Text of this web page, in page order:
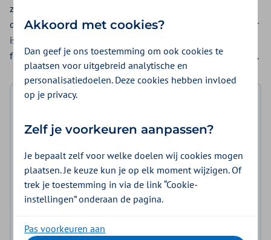
zorgverlening richting de NZa. Denk aan data die aantoont
dat er sprake is geweest van feitelijke zorglevering. Hierdoor
is het onder andere voor de accountant makkelijker om
feitelijke zorglevering vast te stellen. Dit scheelt tijd en geld.
Akkoord met cookies?
Dan geef je ons toestemming om ook cookies te
plaatsen voor uitgebreid analytische en
personalisatiedoelen. Deze cookies hebben invloed
op je privacy.
Zelf je voorkeuren aanpassen?
Je bepaalt zelf voor welke doelen wij cookies mogen
plaatsen. Je keuze kun je op elk moment wijzigen. Of
trek je toestemming in via de link “Cookie-
instellingen” onderaan de pagina.
Pas voorkeuren aan